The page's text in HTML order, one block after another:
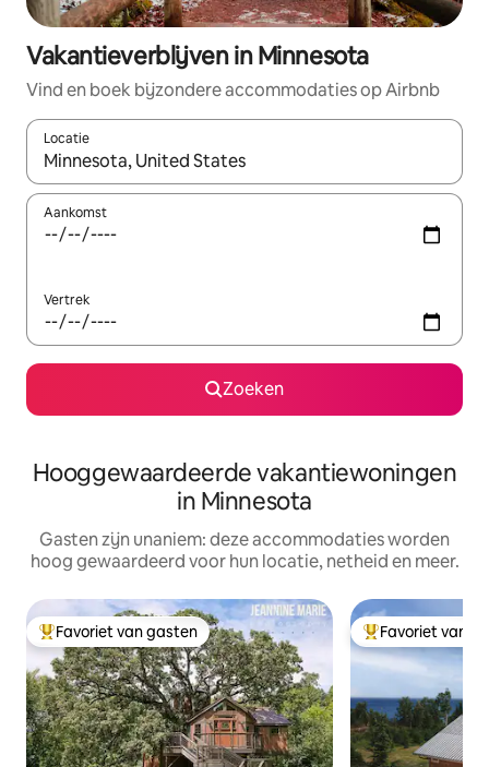
Vakantieverblijven in Minnesota
Vind en boek bijzondere accommodaties op Airbnb
Locatie
Wanneer er resultaten beschikbaar zijn, maak je een keuze
Aankomst
Vertrek
Zoeken
Hooggewaardeerde vakantiewoningen
in Minnesota
Gasten zijn unaniem: deze accommodaties worden
hoog gewaardeerd voor hun locatie, netheid en meer.
Topfavoriet van gasten
Favoriet van gasten Topfavoriet van
Favoriet van